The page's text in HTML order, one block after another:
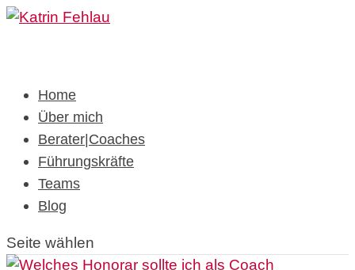
Home
Über mich
Berater|Coaches
Führungskräfte
Teams
Blog
Seite wählen